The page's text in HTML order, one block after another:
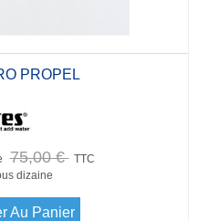
PROPEL
75,00 € TTC
dizaine
Au Panier